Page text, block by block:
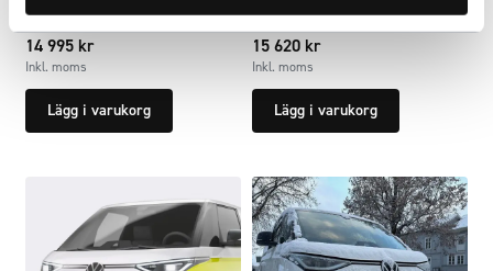
ARTNR:IDB032
14 995 kr
Inkl. moms
Lägg i varukorg
ARTNR:IDB034
15 620 kr
Inkl. moms
Lägg i varukorg